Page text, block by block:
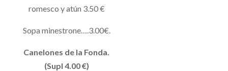
romesco y atún 3.50 €
Sopa minestrone….3.00€.
Canelones de la Fonda.
(Supl 4.00 €)